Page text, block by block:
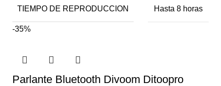
TIEMPO DE REPRODUCCION Hasta 8 horas
-35%
Parlante Bluetooth Divoom Ditoopro